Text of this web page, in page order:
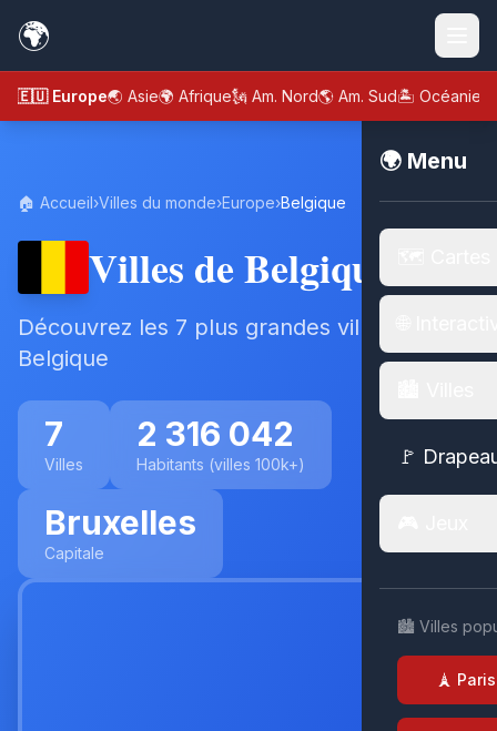
🌍
🇪🇺 Europe🌏 Asie🌍 Afrique🗽 Am. Nord🌎 Am. Sud🏝️ Océanie
🌍 Menu
🚩
🏙️ Villes
🗼 Paris
🏠 Accueil›Villes du monde›Europe›Belgique
Villes de Belgique
Découvrez les 7 plus grandes villes de
Belgique
7
Villes
2 316 042
Habitants (villes 100k+)
Bruxelles
Capitale